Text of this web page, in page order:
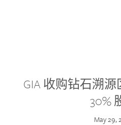
GIA 收购钻石溯
30%
May 29,